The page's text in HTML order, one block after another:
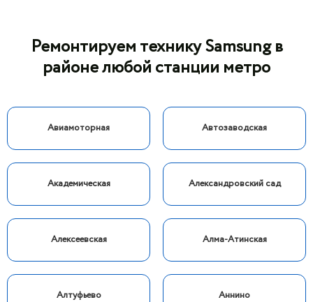
Ремонтируем технику Samsung в
районе любой станции метро
Авиамоторная Автозаводская
Академическая Александровский сад
Алексеевская Алма-Атинская
Алтуфьево Аннино